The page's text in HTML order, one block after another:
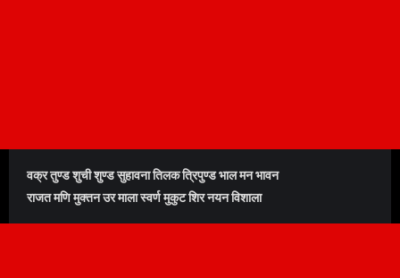
वक्र तुण्ड शुची शुण्ड सुहावना तिलक त्रिपुण्ड भाल मन भावन
राजत मणि मुक्तन उर माला स्वर्ण मुकुट शिर नयन विशाला